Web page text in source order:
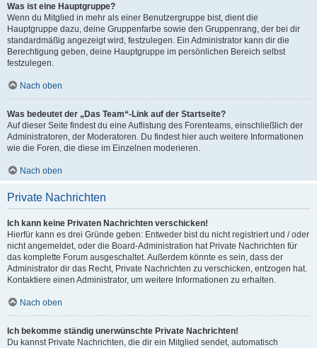
Was ist eine Hauptgruppe?
Wenn du Mitglied in mehr als einer Benutzergruppe bist, dient die
Hauptgruppe dazu, deine Gruppenfarbe sowie den Gruppenrang, der bei dir
standardmäßig angezeigt wird, festzulegen. Ein Administrator kann dir die
Berechtigung geben, deine Hauptgruppe im persönlichen Bereich selbst
festzulegen.
Nach oben
Was bedeutet der „Das Team“-Link auf der Startseite?
Auf dieser Seite findest du eine Auflistung des Forenteams, einschließlich der
Administratoren, der Moderatoren. Du findest hier auch weitere Informationen
wie die Foren, die diese im Einzelnen moderieren.
Nach oben
Private Nachrichten
Ich kann keine Privaten Nachrichten verschicken!
Hierfür kann es drei Gründe geben: Entweder bist du nicht registriert und / oder
nicht angemeldet, oder die Board-Administration hat Private Nachrichten für
das komplette Forum ausgeschaltet. Außerdem könnte es sein, dass der
Administrator dir das Recht, Private Nachrichten zu verschicken, entzogen hat.
Kontaktiere einen Administrator, um weitere Informationen zu erhalten.
Nach oben
Ich bekomme ständig unerwünschte Private Nachrichten!
Du kannst Private Nachrichten, die dir ein Mitglied sendet, automatisch